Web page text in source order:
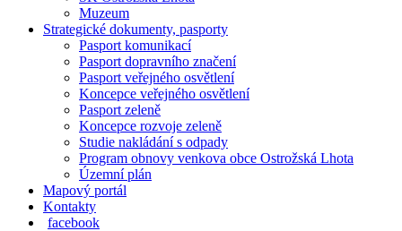
Muzeum
Strategické dokumenty, pasporty
Pasport komunikací
Pasport dopravního značení
Pasport veřejného osvětlení
Koncepce veřejného osvětlení
Pasport zeleně
Koncepce rozvoje zeleně
Studie nakládání s odpady
Program obnovy venkova obce Ostrožská Lhota
Územní plán
Mapový portál
Kontakty
facebook